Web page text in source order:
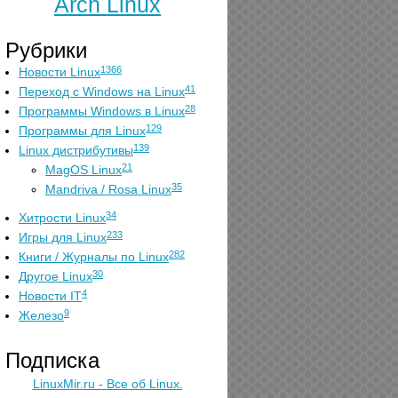
Рубрики
Новости Linux1366
Переход с Windows на Linux41
Программы Windows в Linux28
Программы для Linux129
Linux дистрибутивы139
MagOS Linux21
Mandriva / Rosa Linux35
Хитрости Linux34
Игры для Linux233
Книги / Журналы по Linux282
Другое Linux30
Новости IT4
Железо9
Подписка
LinuxMir.ru - Все об Linux.